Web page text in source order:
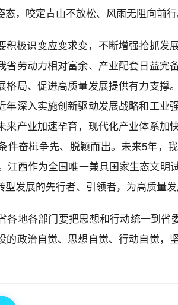
，咬定青山不放松、风雨无阻向前行
积极识变应变求变，不断增强抢抓发
省劳动力相对富余、产业配套日益完
局、促进高质量发展提供有力支撑
年深入实施创新驱动发展战略和工业
来产业加速孕育，现代化产业体系加
件奋楫争先、脱颖而出。未来5年，
江西作为全国唯一兼具国家生态文明
发展的先行者、引领者，为高质量发
各地各部门要把思想和行动统一到省
的政治自觉、思想自觉、行动自觉，